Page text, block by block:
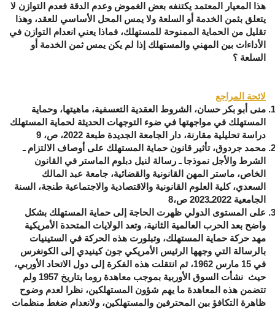
هذا المعيار المعتمد يكتنفه بعض الغموض وعدم الدقة فعدم التوازن لا
يتعلق بثمن الخدمة أو السلعة ولا يمس المحل الأساسي للعقد، وهذا
تقليل من الحماية الممنوحة للمستهلك، فماذا يعني انعدام التوازن في
الأداءات بين المهني والمستهلك إذا لم يكن يمس ثمن الخدمة أو
السلعة ؟
لائحة المراجع
منى أبو بكر حسان، الشروط العقدية التعسفية، ماهيتها، وحماية
المستهلك في مواجهتها في ضوء التوجهات الحديثة لحماية المستهلك
دراسة تحليلية مقارنة، دار الجامعة الجديدة طبعة 2022، ص، 9
محمد جردوق، تأثير قانون حماية المستهلك على أوصاف الالتزام ـ
الشرط والأجل نموذجا ـ رسالة لنيل دبلوم الماستر في القانون
الخاص، ماستر المهن القانونية والقضائية، جامعة عبد المالك
السعدي، كلية العلوم القانونية والاقتصادية والاجتماعية طنجة، السنة
الجامعية 2022ـ2023 ص،8
على المستوى الدولي ظهرت الحاجة إلى حماية المستهلك بشكل
واضح بعد الحرب العالمية الثانية، وتعد الولايات المتحدة الأمريكية
مهد حركة حماية المستهلك، وتبلورت هذه الحركة في الستينيات
بالرسالة التي وجهها الرئيس الأمريكي جون كينيدي إلى الكونغرس
في 15 مارس 1962، ثم انتقلت هذه الفكرة إلى دول الاتحاد الأوربي،
حيث نشأت السوق الأوربية بموجب معاهدة روما بتاريخ 1957 ولم
تتضمن هذه المعاهدة ما يهم شؤون المستهلكين، نظرا لعدم وضوح
ظاهرة التكافؤ بين المحترفين والمستهلكين، ولانعدام ضغط منظمات